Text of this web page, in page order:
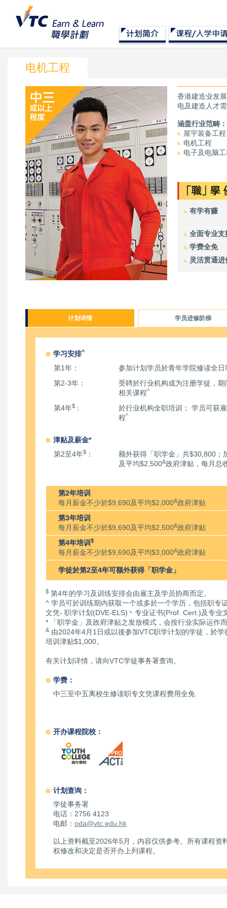
电机工程
香港建造业发
电及建造人才
涵盖行业范畴：
屋宇装备工程
电机工程
电子及电脑
有学有赚
全面专业支
学费全免
灵活贯通进
计划详情 学员进修阶梯
学习安排^
第1年：
参加计划学员於青年学院修读全
第2-3年：
受聘於行业机构成为注册学徒，
相关课程^
第4年$ ：
於行业机构全职培训； 学员可获
程^
津贴及薪金*
第2至4年$ ：
额外获得「职学金」共$30,800；
及平均$2,500&政府津贴，每月总
第2年培训
每月薪金不少於$9,690及平均$2,000&政府津贴
第3年培训
每月薪金不少於$9,690及平均$2,500&政府津贴
第4年培训 $
每月薪金不少於$9,690及平均$3,000&政府津贴
学徒於第2至4年可额外获得「职学金」
$ 第4年的学习及训练安排会由雇主及学员协商而定。
^ 学员可於训练期内获取一个或多於一个学历，包括职专
文凭- 职学计划(DVE-ELS)丶专业证书(Prof. Cert.)及专业
* 「职学金」及政府津贴之发放模式，会按行业实际运作
& 由2024年4月1日或以後参加VTC职学计划的学徒，於
培训津贴$1,000。
有关计划详情，请向VTC学徒事务署查询。
学费：
中三至中五离校生修读职专文凭课程费用全免
开办课程院校：
计划查询：
学徒事务署
电话：2756 4123
电邮： oda@vtc.edu.hk
以上资料截至2026年5月，内容仅供参考。所有课程资
权修改和决定是否开办上列课程。